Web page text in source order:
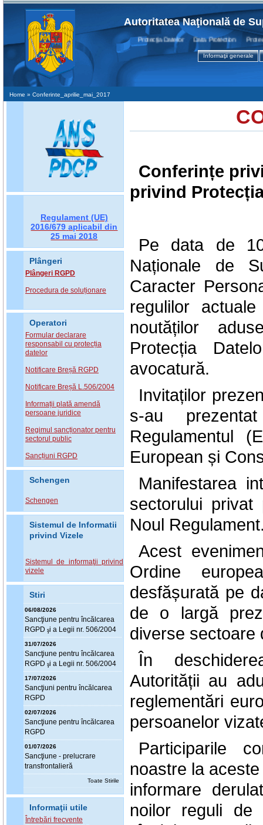
Autoritatea Naţională de
Protecţia Datelor Data Protection Protection
Informaţii generale
Home » Conferinte_aprilie_mai_2017
Regulament (UE)
2016/679 aplicabil din
25 mai 2018
Plângeri
Plângeri RGPD
Procedura de soluționare
Operatori
Formular declarare
responsabil cu protecția
datelor
Notificare Breșă RGPD
Notificare Breșă L.506/2004
Informații plată amendă
persoane juridice
Regimul sancționator pentru
sectorul public
Sancțiuni RGPD
Schengen
Schengen
Sistemul de Informatii
privind Vizele
Sistemul de informaţii privind
vizele
Stiri
06/08/2026
Sancţiune pentru încălcarea
RGPD şi a Legii nr. 506/2004
31/07/2026
Sancţiune pentru încălcarea
RGPD şi a Legii nr. 506/2004
17/07/2026
Sancţiuni pentru încălcarea
RGPD
02/07/2026
Sancţiune pentru încălcarea
RGPD
01/07/2026
Sancţiune - prelucrare
transfrontalieră
Toate Stirile
Informaţii utile
Întrebări frecvente
Conferințe
privind
Pe data de
Naționale de
Caracter
regulilor
noutăților
Protecția
avocatură.
Invitaților
s-au
Regulamentul
European și
Manifestarea
sectorului privat
Noul
Acest
Ordine
desfășurată pe
de o largă
diverse sectoare
În
Autorității au
reglementări
persoanelor
Participarile
noastre la
informare
noilor reguli de